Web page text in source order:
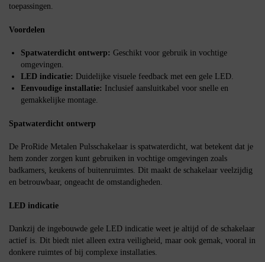
toepassingen.
Voordelen
Spatwaterdicht ontwerp: Geschikt voor gebruik in vochtige
omgevingen.
LED indicatie: Duidelijke visuele feedback met een gele LED.
Eenvoudige installatie: Inclusief aansluitkabel voor snelle en
gemakkelijke montage.
Spatwaterdicht ontwerp
De ProRide Metalen Pulsschakelaar is spatwaterdicht, wat betekent dat je
hem zonder zorgen kunt gebruiken in vochtige omgevingen zoals
badkamers, keukens of buitenruimtes. Dit maakt de schakelaar veelzijdig
en betrouwbaar, ongeacht de omstandigheden.
LED indicatie
Dankzij de ingebouwde gele LED indicatie weet je altijd of de schakelaar
actief is. Dit biedt niet alleen extra veiligheid, maar ook gemak, vooral in
donkere ruimtes of bij complexe installaties.